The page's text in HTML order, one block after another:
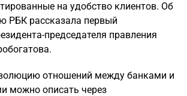
на удобство клиентов. Об
РБК рассказала первый
председателя правления
отношений между банками и
можно описать через